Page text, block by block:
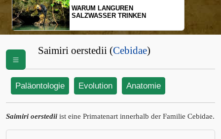
WARUM LANGUREN
SALZWASSER TRINKEN
Saimiri oerstedii (Cebidae)
Paläontologie Evolution Anatomie
Saimiri oerstedii ist eine Primatenart innerhalb der Familie Cebidae.